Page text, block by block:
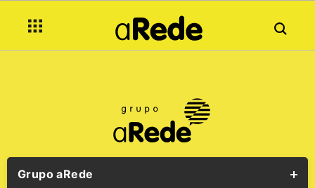
Grupo aRede